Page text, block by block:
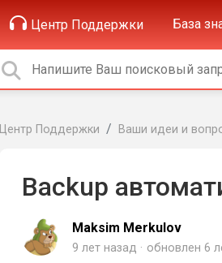
Центр Поддержки База
Центр Поддержки Ваши идеи и
Backup
Maksim Merkulov
9 лет назад обновлен 6